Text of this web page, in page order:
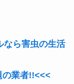
なら害虫の生活
の業者!!<<<